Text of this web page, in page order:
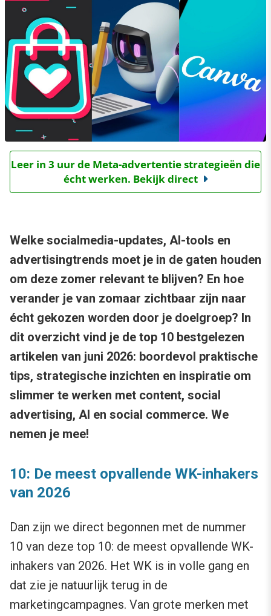
Leer in 3 uur de Meta-advertentie strategieën die
écht werken. Bekijk direct
Welke socialmedia-updates, AI-tools en
advertisingtrends moet je in de gaten houden
om deze zomer relevant te blijven? En hoe
verander je van zomaar zichtbaar zijn naar
écht gekozen worden door je doelgroep? In
dit overzicht vind je de top 10 bestgelezen
artikelen van juni 2026: boordevol praktische
tips, strategische inzichten en inspiratie om
slimmer te werken met content, social
advertising, AI en social commerce. We
nemen je mee!
10: De meest opvallende WK-inhakers
van 2026
Dan zijn we direct begonnen met de nummer
10 van deze top 10: de meest opvallende WK-
inhakers van 2026. Het WK is in volle gang en
dat zie je natuurlijk terug in de
marketingcampagnes. Van grote merken met